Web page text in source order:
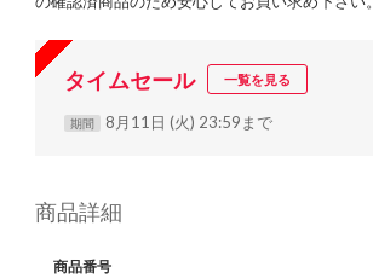
タイムセール 一覧を見る
期間 8月11日 (火) 23:59まで
商品詳細
商品番号